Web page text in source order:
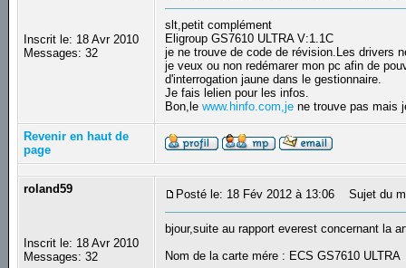
Inscrit le: 18 Avr 2010
Messages: 32
slt,petit complément
Eligroup GS7610 ULTRA V:1.1C
je ne trouve de code de révision.Les drivers
je veux ou non redémarer mon pc afin de
d'interrogation jaune dans le gestionnaire.
Je fais lelien pour les infos.
Bon,lewww.hinfo.com,je ne trouve pas mais
Revenir en haut de
page
roland59
Inscrit le: 18 Avr 2010
Messages: 32
Posté le: 18 Fév 2012 à 13:06 Sujet du
bjour,suite au rapport everest concernant la
Nom de la carte mére : ECS GS7610 ULTRA